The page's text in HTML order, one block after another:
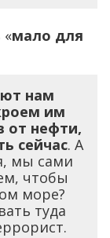
«мало для
нам
им
от нефти,
сейчас. А
мы сами
чтобы
море?
туда